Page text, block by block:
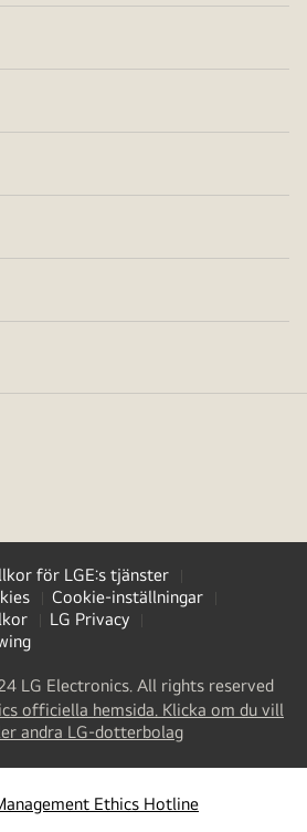
för LGE:s tjänster
Cookie-inställningar
LG Privacy
LG Electronics. All rights reserved
officiella hemsida. Klicka om du vill
andra LG-dotterbolag(
a
new
tab
Ethics Hotline